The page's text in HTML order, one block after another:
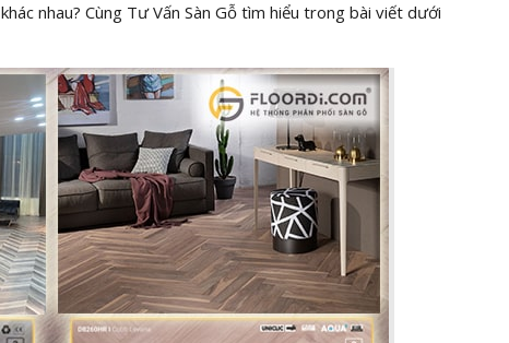
nhau? Cùng Tư Vấn Sàn Gỗ tìm hiểu trong bài viết dưới